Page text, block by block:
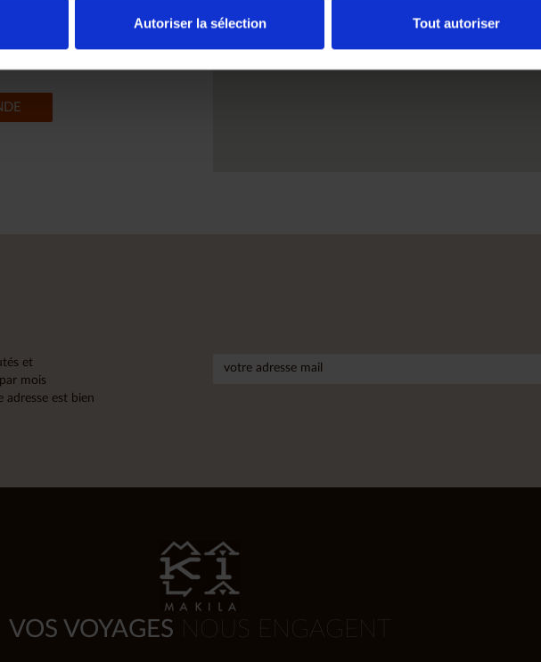
Autoriser la sélection Tout autoriser
et
mois
adresse est bien
VOS VOYAGES NOUS ENGAGENT